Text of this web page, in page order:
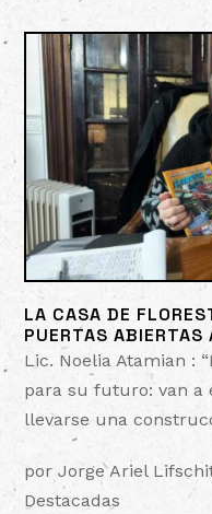
LA CASA DE
PUERTAS ABIERTAS
porJorge Ariel
Destacadas
Lic. Noelia Atamian :
para su futuro: van a
llevarse una